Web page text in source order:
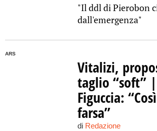
"Il ddl di Pierobon
dall'emergenza"
ARS
Vitalizi,
taglio “soft”
Figuccia:
farsa”
di Redazione